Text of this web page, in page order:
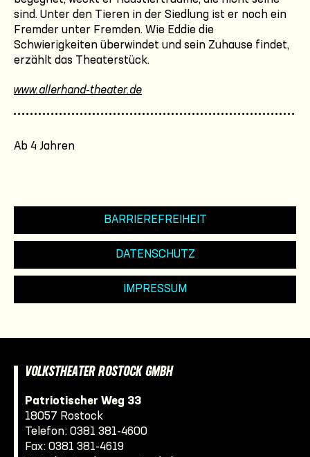
sind. Unter den Tieren in der Siedlung ist er noch ein
Fremder unter Fremden. Wie Eddie die
Schwierigkeiten überwindet und sein Zuhause findet,
erzählt das Theaterstück.
www.allerhand-theater.de
Ab 4 Jahren
BARRIEREFREIHEIT
DATENSCHUTZ
IMPRESSUM
VOLKSTHEATER ROSTOCK GMBH
Patriotischer Weg 33
18057 Rostock
Telefon: 0381 381-4600
Fax: 0381 381-4619